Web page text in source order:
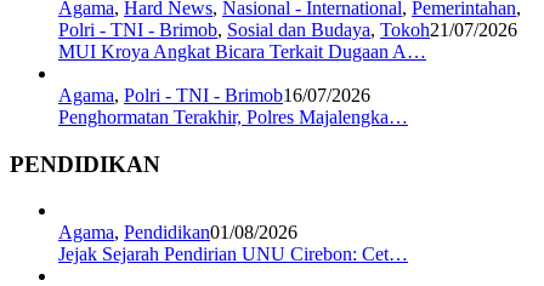
Agama, Hard News, Nasional - International, Pemerintahan,
Polri - TNI - Brimob, Sosial dan Budaya, Tokoh21/07/2026
MUI Kroya Angkat Bicara Terkait Dugaan A…
Agama, Polri - TNI - Brimob16/07/2026
Penghormatan Terakhir, Polres Majalengka…
PENDIDIKAN
Agama, Pendidikan01/08/2026
Jejak Sejarah Pendirian UNU Cirebon: Cet…